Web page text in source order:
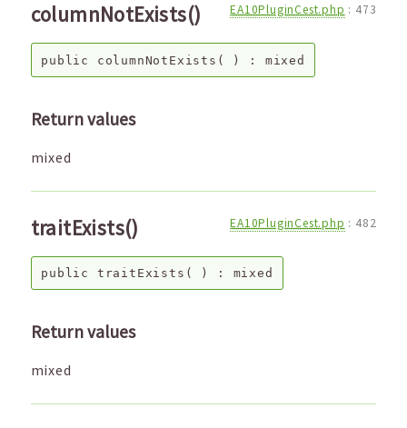
columnNotExists() EA10PluginCest.php : 473
public columnNotExists ( ) : mixed
Return values
mixed
traitExists() EA10PluginCest.php : 482
public traitExists ( ) : mixed
Return values
mixed